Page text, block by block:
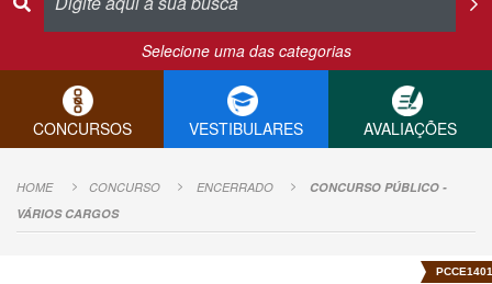
Selecione uma das categorias
CONCURSOS VESTIBULARES AVALIAÇÕES
HOME CONCURSO ENCERRADO
CONCURSO PÚBLICO -
VÁRIOS CARGOS
PCCE1401